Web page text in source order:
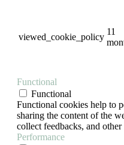
viewed_cookie_policy
11
Functional
Functional
Functional cookies help to
sharing the content of the
collect feedbacks, and
Performance